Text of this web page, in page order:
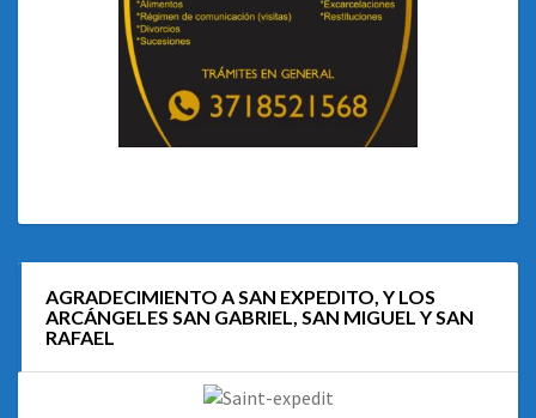
AGRADECIMIENTO A SAN EXPEDITO, Y LOS
ARCÁNGELES SAN GABRIEL, SAN MIGUEL Y SAN
RAFAEL